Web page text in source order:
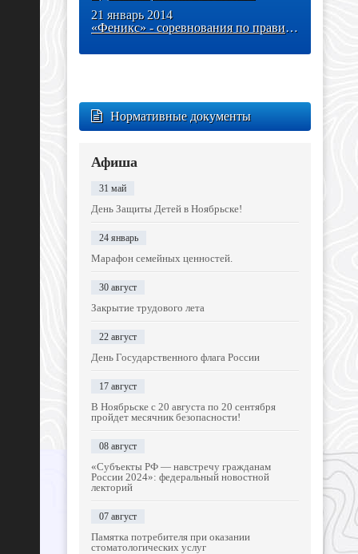
21 январь 2014
«Феникс» - соревнования по правилам армейского рукопашного боя
Нормативные документы
Афиша
31 май
День Защиты Детей в Ноябрьске!
24 январь
Марафон семейных ценностей.
30 август
Закрытие трудового лета
22 август
День Государственного флага России
17 август
В Ноябрьске с 20 августа по 20 сентября
пройдет месячник безопасности!
08 август
«Субъекты РФ — навстречу гражданам
России 2024»: федеральный новостной
лекторий
07 август
Памятка потребителя при оказании
стоматологических услуг